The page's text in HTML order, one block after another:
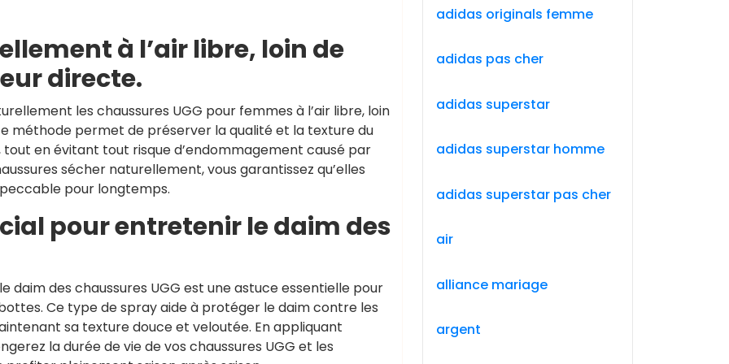
à l’air libre, loin de
directe.
les chaussures UGG pour femmes à l’air libre, loin
méthode permet de préserver la qualité et la texture du
en évitant tout risque d’endommagement causé par
sécher naturellement, vous garantissez qu’elles
pour longtemps.
pour entretenir le daim des
daim des chaussures UGG est une astuce essentielle pour
Ce type de spray aide à protéger le daim contre les
sa texture douce et veloutée. En appliquant
la durée de vie de vos chaussures UGG et les
adidas originals femme
adidas pas cher
adidas superstar
adidas superstar homme
adidas superstar pas cher
air
alliance mariage
argent